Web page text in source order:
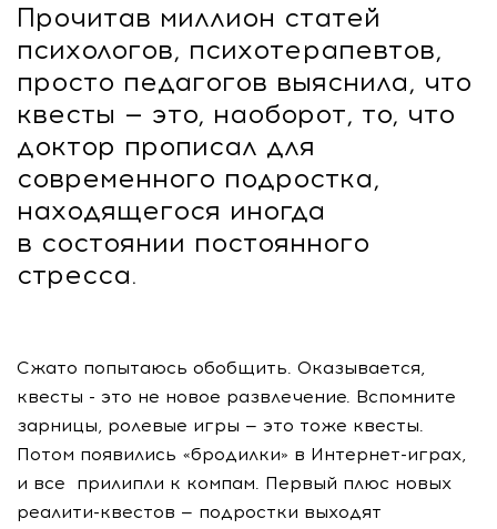
Прочитав миллион статей
психологов, психотерапевтов,
просто педагогов выяснила, что
квесты — это, наоборот, то, что
доктор прописал для
современного подростка,
находящегося иногда
в состоянии постоянного
стресса.
Сжато попытаюсь обобщить. Оказывается,
квесты - это не новое развлечение. Вспомните
зарницы, ролевые игры — это тоже квесты.
Потом появились «бродилки» в Интернет-играх,
и все прилипли к компам. Первый плюс новых
реалити-квестов — подростки выходят